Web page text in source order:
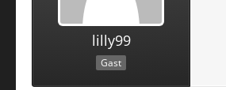
lilly99
Gast